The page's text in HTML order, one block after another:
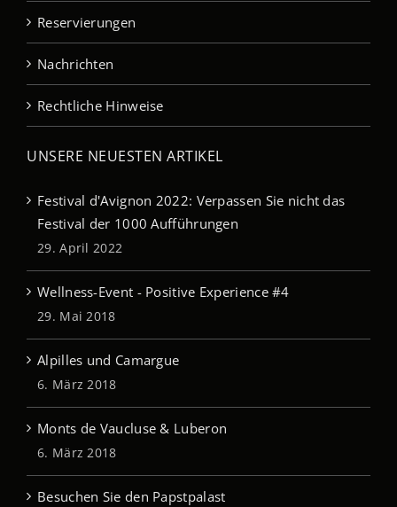
Reservierungen
Nachrichten
Rechtliche Hinweise
UNSERE NEUESTEN ARTIKEL
Festival d'Avignon 2022: Verpassen Sie nicht das
Festival der 1000 Aufführungen
29. April 2022
Wellness-Event - Positive Experience #4
29. Mai 2018
Alpilles und Camargue
6. März 2018
Monts de Vaucluse & Luberon
6. März 2018
Besuchen Sie den Papstpalast